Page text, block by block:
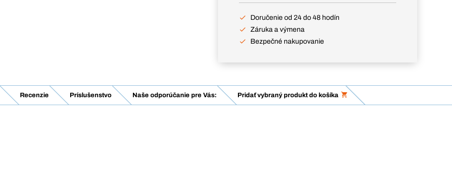
Doručenie od 24 do 48 hodín
Záruka a výmena
Bezpečné nakupovanie
Recenzie Príslušenstvo Naše odporúčanie pre Vás: Pridať vybraný produkt do košíka